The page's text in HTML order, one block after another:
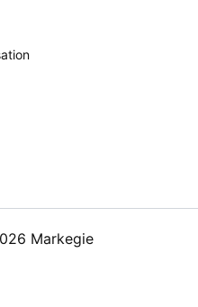
Markegie